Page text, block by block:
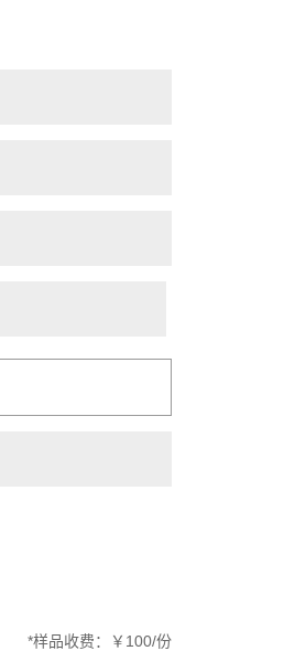
*样品收费：￥100/份